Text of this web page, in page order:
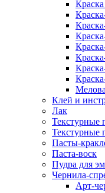
Клей и
Лак
Текстурные
Текстурные
Пасты-
Паста-воск
Пудра для
Чернила-
Арт-